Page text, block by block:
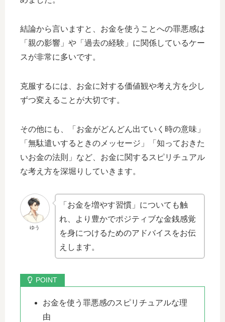
結論から言いますと、お金を使うことへの罪悪感は
「親の影響」や「過去の経験」に関係しているケー
スが非常に多いです。
克服するには、お金に対する価値観や考え方を少し
ずつ変えることが大切です。
その他にも、「お金がどんどん出ていく時の意味」
「無駄遣いするときのメッセージ」「知っておきた
いお金の法則」など、お金に関するスピリチュアル
な考え方を深堀りしていきます。
ゆう
「お金を増やす習慣」についても触
れ、より豊かでポジティブな金銭感覚
を身につけるためのアドバイスをお伝
えします。
お金を使う罪悪感のスピリチュアルな理
由